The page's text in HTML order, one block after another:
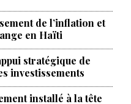
de l’inflation et
en Haïti
stratégique de
investissements
installé à la tête